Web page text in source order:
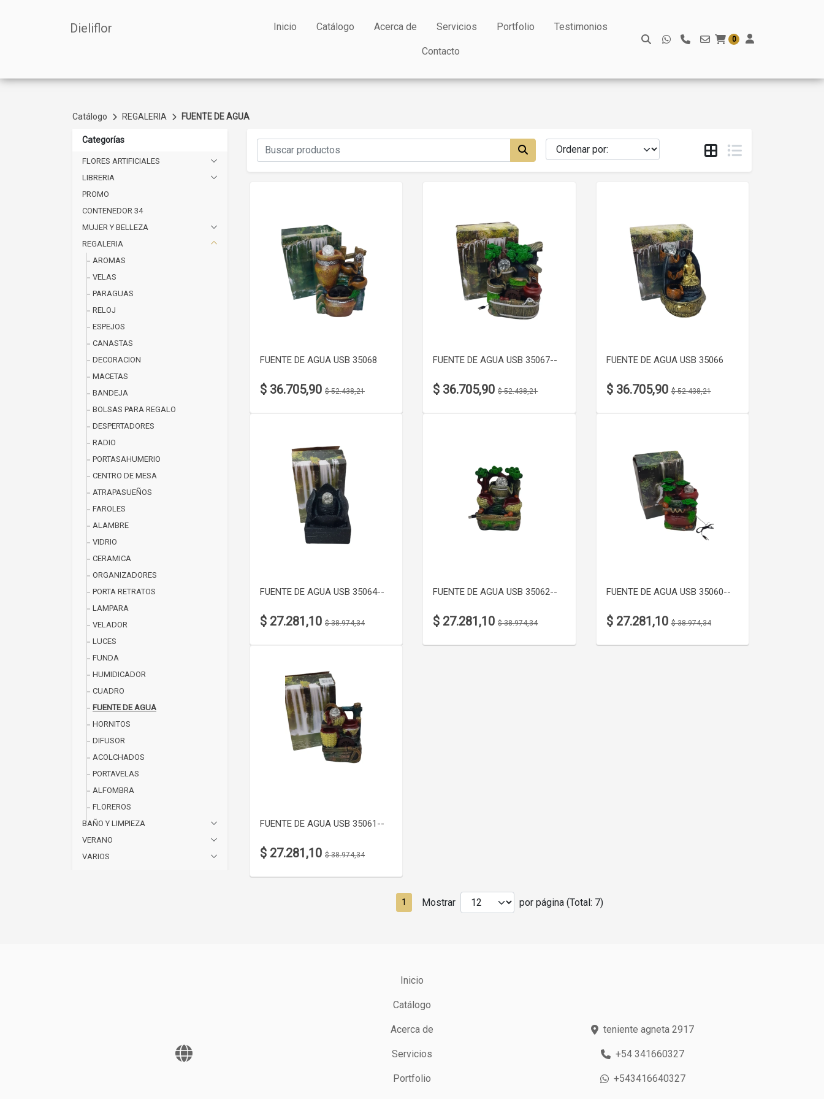
Dieliflor Inicio Catálogo Acerca de Servicios Portfolio Testimonios
Contacto
0
Catálogo REGALERIA FUENTE DE AGUA
Categorías
FLORES ARTIFICIALES
LIBRERIA
PROMO
CONTENEDOR 34
MUJER Y BELLEZA
REGALERIA
AROMAS
VELAS
PARAGUAS
RELOJ
ESPEJOS
CANASTAS
DECORACION
MACETAS
BANDEJA
BOLSAS PARA REGALO
DESPERTADORES
RADIO
PORTASAHUMERIO
CENTRO DE MESA
ATRAPASUEÑOS
FAROLES
ALAMBRE
VIDRIO
CERAMICA
ORGANIZADORES
PORTA RETRATOS
LAMPARA
VELADOR
LUCES
FUNDA
HUMIDICADOR
CUADRO
FUENTE DE AGUA
HORNITOS
DIFUSOR
ACOLCHADOS
PORTAVELAS
ALFOMBRA
FLOREROS
BAÑO Y LIMPIEZA
VERANO
VARIOS
FUENTE DE AGUA USB 35068
$ 36.705,90 $ 52.438,21
VER DETALLE
FUENTE DE AGUA USB 35067--
$ 36.705,90$ 52.438,21
VER DETALLE
FUENTE DE AGUA USB 35066
$ 36.705,90$ 52.438,21
VER DETALLE
FUENTE DE AGUA USB 35064--
$ 27.281,10 $ 38.974,34
VER DETALLE
FUENTE DE AGUA USB 35062--
$ 27.281,10$ 38.974,34
FUENTE DE AGUA USB 35060--
$ 27.281,10$ 38.974,34
FUENTE DE AGUA USB 35061--
$ 27.281,10 $ 38.974,34
1 Mostrar por página (Total: 7)
Inicio
Catálogo
Acerca de
Servicios
Portfolio
teniente agneta 2917
+54 341660327
+543416640327